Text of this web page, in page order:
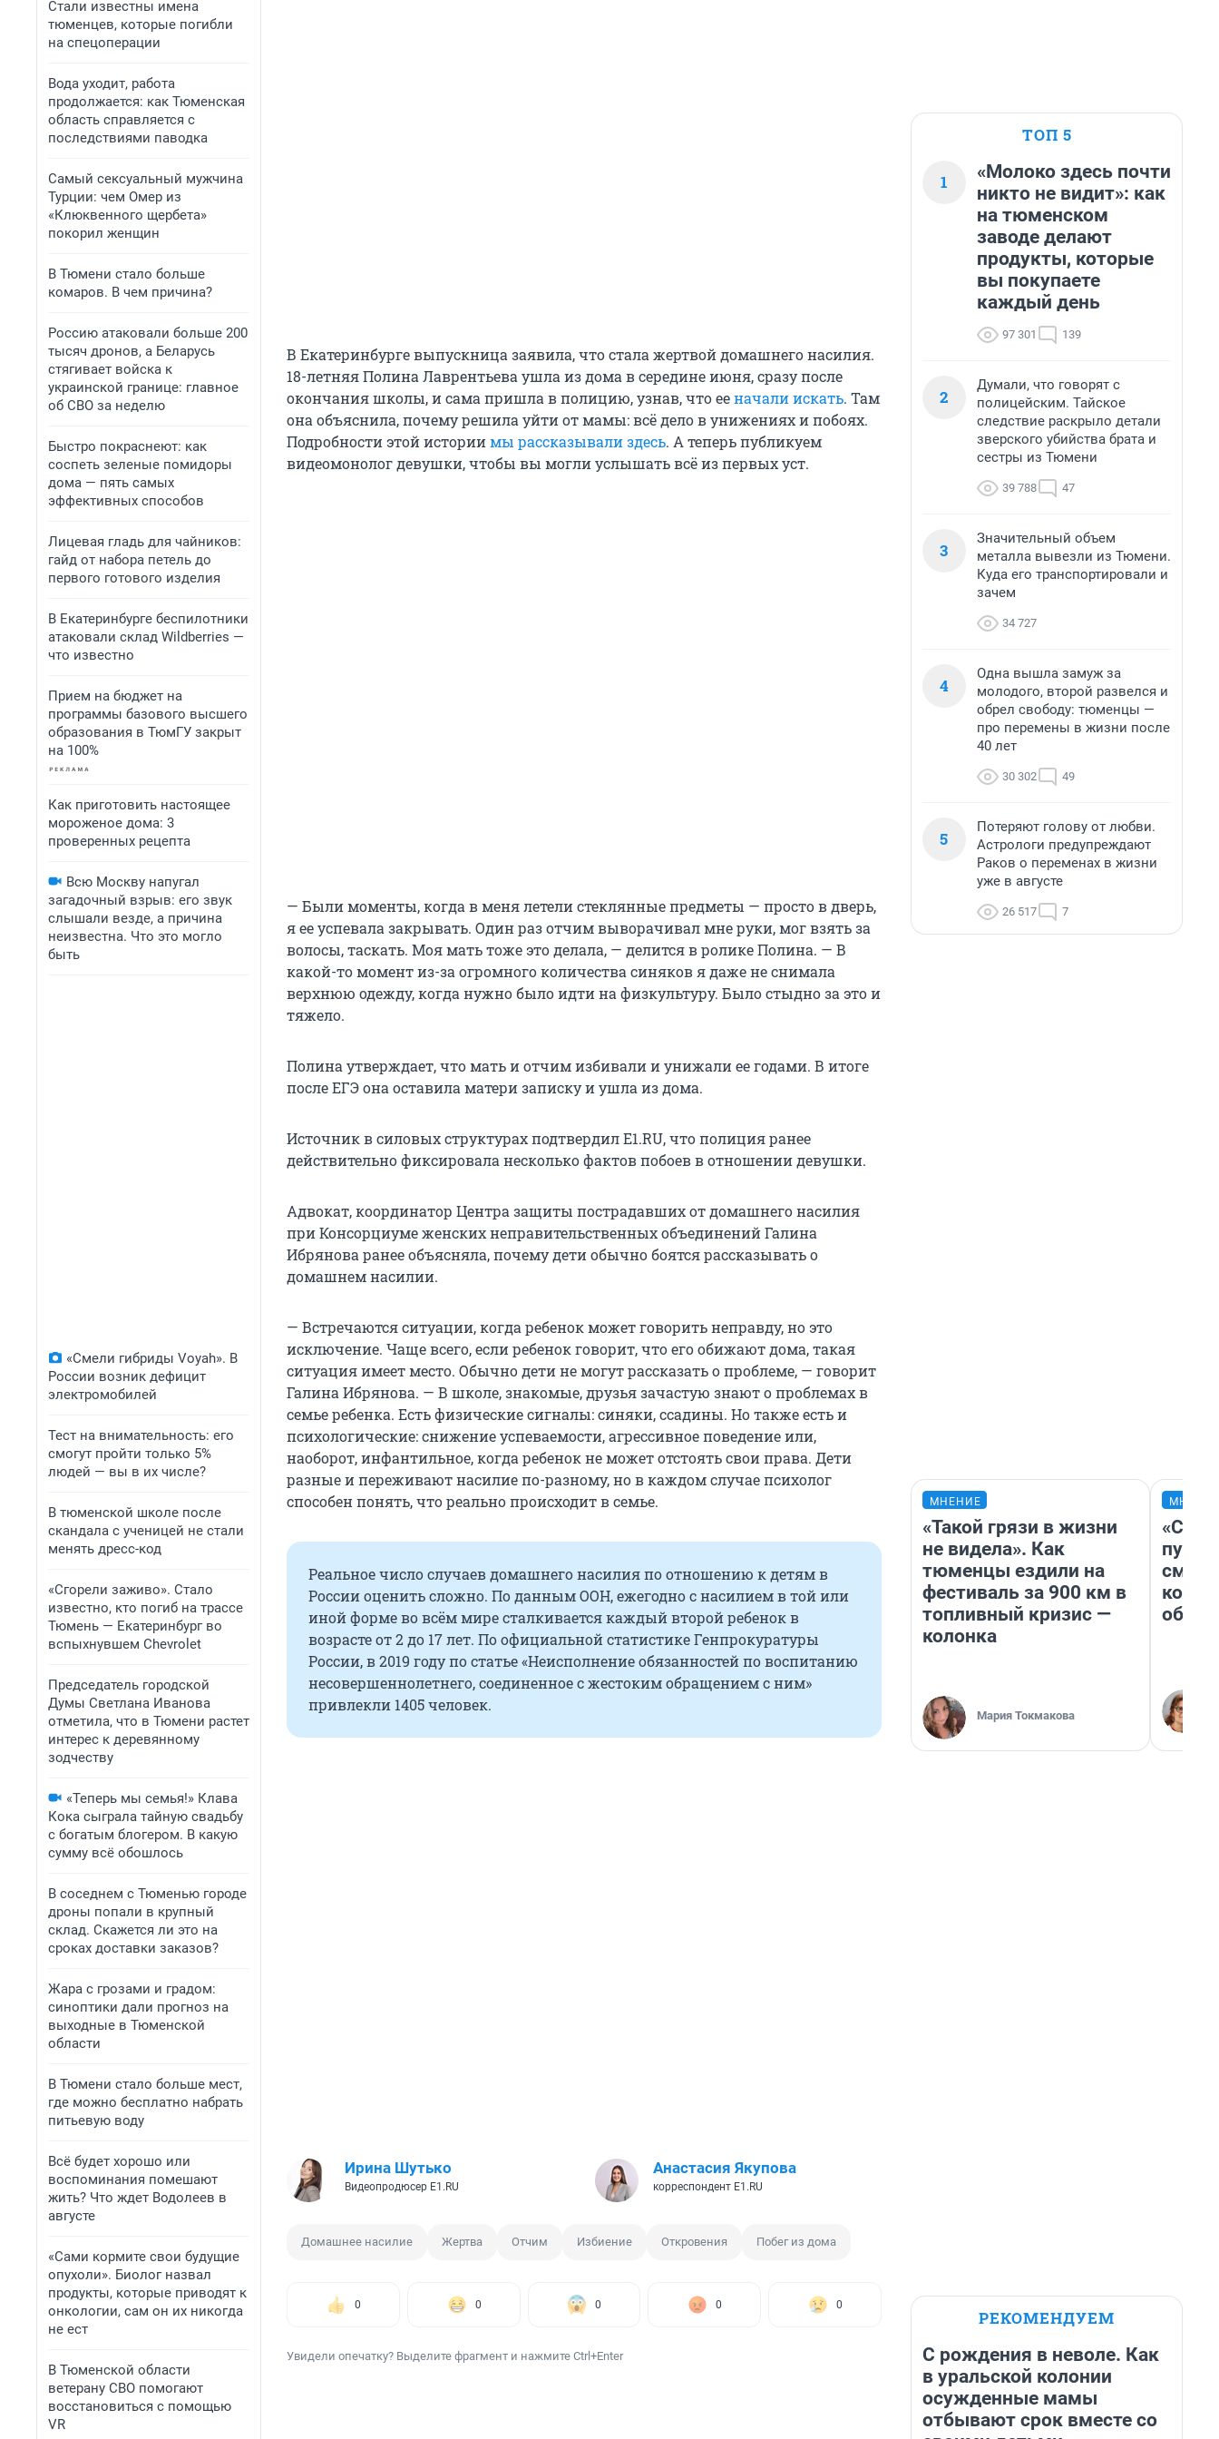
Стали известны имена
тюменцев, которые погибли
на спецоперации
Вода уходит, работа
продолжается: как Тюменская
область справляется с
последствиями паводка
Самый сексуальный мужчина
Турции: чем Омер из
«Клюквенного щербета»
покорил женщин
В Тюмени стало больше
комаров. В чем причина?
Россию атаковали больше 200
тысяч дронов, а Беларусь
стягивает войска к
украинской границе: главное
об СВО за неделю
Быстро покраснеют: как
соспеть зеленые помидоры
дома — пять самых
эффективных способов
Лицевая гладь для чайников:
гайд от набора петель до
первого готового изделия
В Екатеринбурге беспилотники
атаковали склад Wildberries —
что известно
Прием на бюджет на
программы базового высшего
образования в ТюмГУ закрыт
на 100%
Как приготовить настоящее
мороженое дома: 3
проверенных рецепта
Всю Москву напугал
загадочный взрыв: его звук
слышали везде, а причина
неизвестна. Что это могло
быть
«Смели гибриды Voyah». В
России возник дефицит
электромобилей
Тест на внимательность: его
смогут пройти только 5%
людей — вы в их числе?
В тюменской школе после
скандала с ученицей не стали
менять дресс-код
«Сгорели заживо». Стало
известно, кто погиб на трассе
Тюмень — Екатеринбург во
вспыхнувшем Chevrolet
Председатель городской
Думы Светлана Иванова
отметила, что в Тюмени растет
интерес к деревянному
зодчеству
«Теперь мы семья!» Клава
Кока сыграла тайную свадьбу
с богатым блогером. В какую
сумму всё обошлось
В соседнем с Тюменью городе
дроны попали в крупный
склад. Скажется ли это на
сроках доставки заказов?
Жара с грозами и градом:
синоптики дали прогноз на
выходные в Тюменской
области
В Тюмени стало больше мест,
где можно бесплатно набрать
питьевую воду
Всё будет хорошо или
воспоминания помешают
жить? Что ждет Водолеев в
августе
«Сами кормите свои будущие
опухоли». Биолог назвал
продукты, которые приводят к
онкологии, сам он их никогда
не ест
В Тюменской области
ветерану СВО помогают
восстановиться с помощью
VR
В Екатеринбурге выпускница заявила, что стала жертвой домашнего насилия.
18-летняя Полина Лаврентьева ушла из дома в середине июня, сразу после
окончания школы, и сама пришла в полицию, узнав, что ееначали искать. Там
она объяснила, почему решила уйти от мамы: всё дело в унижениях и побоях.
Подробности этой историимы рассказывали здесь. А теперь публикуем
видеомонолог девушки, чтобы вы могли услышать всё из первых уст.
— Были моменты, когда в меня летели стеклянные предметы — просто в дверь,
я ее успевала закрывать. Один раз отчим выворачивал мне руки, мог взять за
волосы, таскать. Моя мать тоже это делала, — делится в ролике Полина. — В
какой-то момент из-за огромного количества синяков я даже не снимала
верхнюю одежду, когда нужно было идти на физкультуру. Было стыдно за это и
тяжело.
Полина утверждает, что мать и отчим избивали и унижали ее годами. В итоге
после ЕГЭ она оставила матери записку и ушла из дома.
Источник в силовых структурах подтвердил E1.RU, что полиция ранее
действительно фиксировала несколько фактов побоев в отношении девушки.
Адвокат, координатор Центра защиты пострадавших от домашнего насилия
при Консорциуме женских неправительственных объединений Галина
Ибрянова ранее объясняла, почему дети обычно боятся рассказывать о
домашнем насилии.
— Встречаются ситуации, когда ребенок может говорить неправду, но это
исключение. Чаще всего, если ребенок говорит, что его обижают дома, такая
ситуация имеет место. Обычно дети не могут рассказать о проблеме, — говорит
Галина Ибрянова. — В школе, знакомые, друзья зачастую знают о проблемах в
семье ребенка. Есть физические сигналы: синяки, ссадины. Но также есть и
психологические: снижение успеваемости, агрессивное поведение или,
наоборот, инфантильное, когда ребенок не может отстоять свои права. Дети
разные и переживают насилие по-разному, но в каждом случае психолог
способен понять, что реально происходит в семье.
Реальное число случаев домашнего насилия по отношению к детям в
России оценить сложно. По данным ООН, ежегодно с насилием в той или
иной форме во всём мире сталкивается каждый второй ребенок в
возрасте от 2 до 17 лет. По официальной статистике Генпрокуратуры
России, в 2019 году по статье «Неисполнение обязанностей по воспитанию
несовершеннолетнего, соединенное с жестоким обращением с ним»
привлекли 1405 человек.
Ирина Шутько
Видеопродюсер E1.RU
Анастасия Якупова
корреспондент E1.RU
Домашнее насилие Жертва Отчим Избиение Откровения Побег из дома
0 0 0 0 0
Увидели опечатку? Выделите фрагмент и нажмите Ctrl+Enter
ТОП 5
1
«Молоко здесь почти
никто не видит»: как
на тюменском
заводе делают
продукты, которые
вы покупаете
каждый день
97 301 139
2
Думали, что говорят с
полицейским. Тайское
следствие раскрыло детали
зверского убийства брата и
сестры из Тюмени
39 788 47
3
Значительный объем
металла вывезли из Тюмени.
Куда его транспортировали и
зачем
34 727
4
Одна вышла замуж за
молодого, второй развелся и
обрел свободу: тюменцы —
про перемены в жизни после
40 лет
30 302 49
5
Потеряют голову от любви.
Астрологи предупреждают
Раков о переменах в жизни
уже в августе
26 517 7
МНЕНИЕ
«Такой грязи в жизни
не видела». Как
тюменцы ездили на
фестиваль за 900 км в
топливный кризис —
колонка
Мария Токмакова
РЕКОМЕНДУЕМ
С рождения в неволе. Как
в уральской колонии
осужденные мамы
отбывают срок вместе со